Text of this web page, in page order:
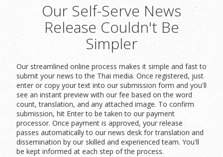
Our Self-Serve News
Release Couldn't Be
Simpler
Our streamlined online process makes it simple and fast to
submit your news to the Thai media. Once registered, just
enter or copy your text into our submission form and you'll
see an instant preview with our fee based on the word
count, translation, and any attached image. To confirm
submission, hit Enter to be taken to our payment
processor. Once payment is approved, your release
passes automatically to our news desk for translation and
dissemination by our skilled and experienced team. You'll
be kept informed at each step of the process.